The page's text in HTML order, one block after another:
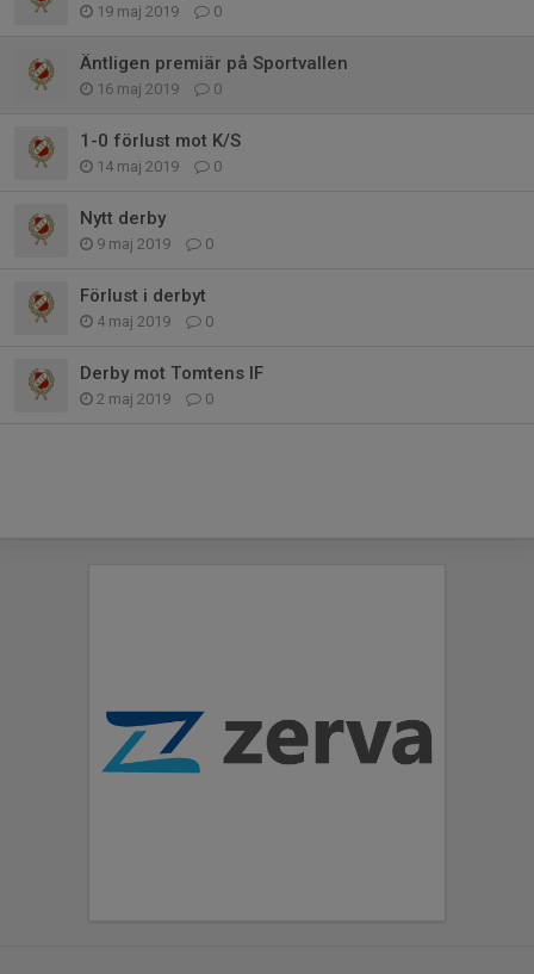
19 maj 2019 0
Äntligen premiär på Sportvallen
16 maj 2019 0
1-0 förlust mot K/S
14 maj 2019 0
Nytt derby
9 maj 2019 0
Förlust i derbyt
4 maj 2019 0
Derby mot Tomtens IF
2 maj 2019 0